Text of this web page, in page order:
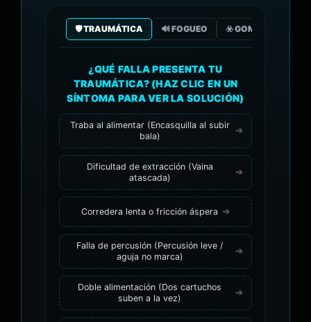
🛡️ TRAUMÁTICA 🔊 FOGUEO ☣️ GOMA/GAS CO2
¿QUÉ FALLA PRESENTA TU
TRAUMÁTICA? (HAZ CLIC EN UN
SÍNTOMA PARA VER LA SOLUCIÓN)
Traba al alimentar (Encasquilla al subir
bala)
Dificultad de extracción (Vaina
atascada)
Corredera lenta o fricción áspera
Falla de percusión (Percusión leve /
aguja no marca)
Doble alimentación (Dos cartuchos
suben a la vez)